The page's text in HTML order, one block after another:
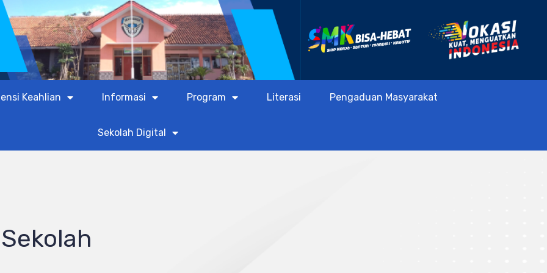
Keahlian Informasi Program Literasi Pengaduan Masyarakat
Sekolah Digital